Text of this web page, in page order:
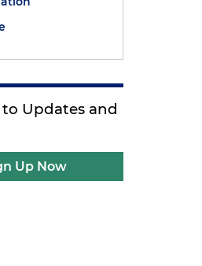
Updates and
Up Now